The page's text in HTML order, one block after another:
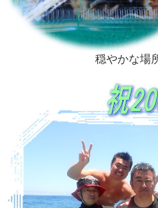
穏やかな場